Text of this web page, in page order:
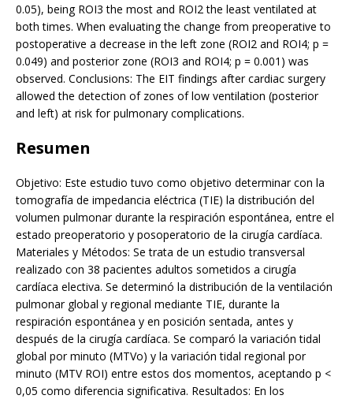
0.05), being ROI3 the most and ROI2 the least ventilated at
both times. When evaluating the change from preoperative to
postoperative a decrease in the left zone (ROI2 and ROI4; p =
0.049) and posterior zone (ROI3 and ROI4; p = 0.001) was
observed. Conclusions: The EIT findings after cardiac surgery
allowed the detection of zones of low ventilation (posterior
and left) at risk for pulmonary complications.
Resumen
Objetivo: Este estudio tuvo como objetivo determinar con la
tomografía de impedancia eléctrica (TIE) la distribución del
volumen pulmonar durante la respiración espontánea, entre el
estado preoperatorio y posoperatorio de la cirugía cardíaca.
Materiales y Métodos: Se trata de un estudio transversal
realizado con 38 pacientes adultos sometidos a cirugía
cardíaca electiva. Se determinó la distribución de la ventilación
pulmonar global y regional mediante TIE, durante la
respiración espontánea y en posición sentada, antes y
después de la cirugía cardíaca. Se comparó la variación tidal
global por minuto (MTVo) y la variación tidal regional por
minuto (MTV ROI) entre estos dos momentos, aceptando p <
0,05 como diferencia significativa. Resultados: En los